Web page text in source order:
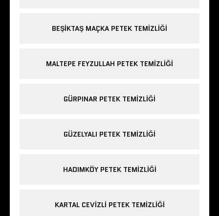
BEŞIKTAŞ MAÇKA PETEK TEMIZLIĞI
MALTEPE FEYZULLAH PETEK TEMIZLIĞI
GÜRPINAR PETEK TEMIZLIĞI
GÜZELYALI PETEK TEMIZLIĞI
HADIMKÖY PETEK TEMIZLIĞI
KARTAL CEVIZLI PETEK TEMIZLIĞI